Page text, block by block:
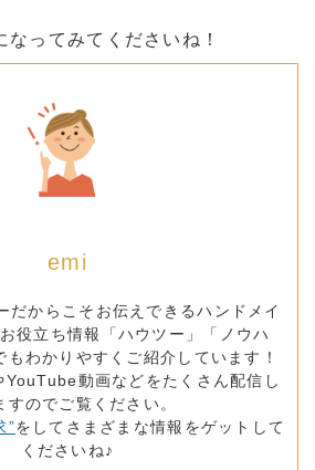
なってみてくださいね！
emi
だからこそお伝えできるハンドメイ
役立ち情報「ハウツー」「ノウハ
もわかりやすくご紹介しています！
動画などをたくさん配信し
すのでご覧ください。
”をしてさまざまな情報をゲットして
くださいね♪